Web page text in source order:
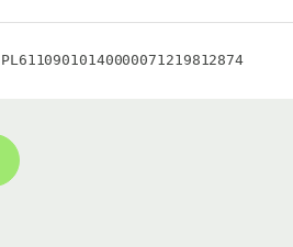
PL61109010140000071219812874